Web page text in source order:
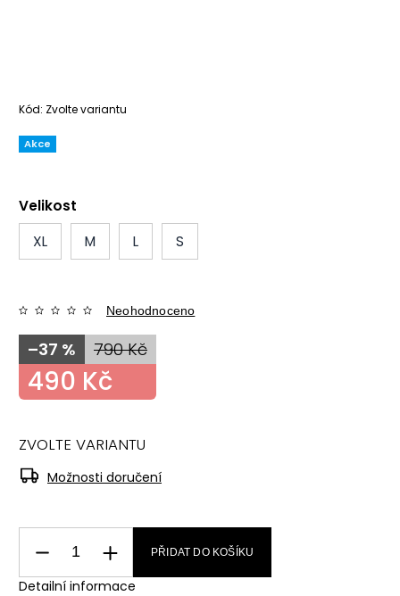
Kód: Zvolte variantu
Akce
Velikost
XL
M L S
Neohodnoceno
790 Kč
–37 %
490 Kč
ZVOLTE VARIANTU
Možnosti doručení
PŘIDAT DO KOŠÍKU
Detailní informace